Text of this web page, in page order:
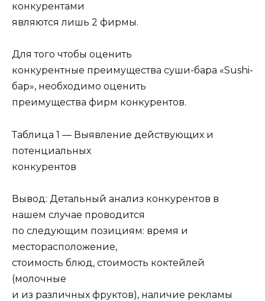
конкурентами
являются лишь 2 фирмы.
Для того чтобы оценить
конкурентные преимущества суши-бара «Sushi-
бар», необходимо оценить
преимущества фирм конкурентов.
Таблица 1 — Выявление действующих и
потенциальных
конкурентов
Вывод: Детальный анализ конкурентов в
нашем случае проводится
по следующим позициям: время и
месторасположение,
стоимость блюд, стоимость коктейлей
(молочные
и из различных фруктов), наличие рекламы